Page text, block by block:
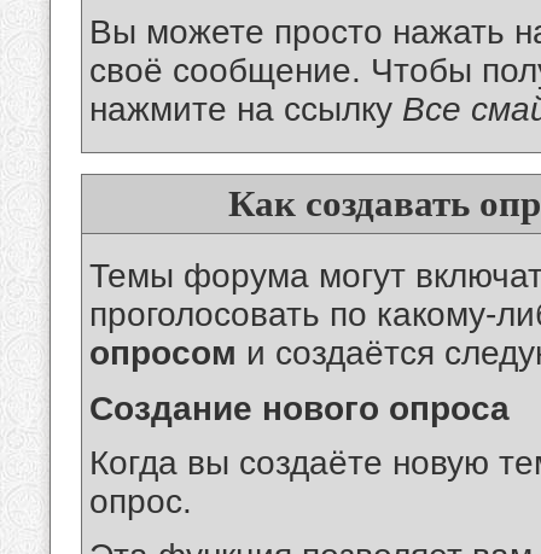
Вы можете просто нажать
своё сообщение. Чтобы
нажмите на ссылку Все
Как создавать
Темы форума могут
проголосовать по какому-
опросом и создаётся
Создание нового опроса
Когда вы создаёте новую
опрос.